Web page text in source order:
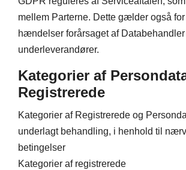
mellem Parterne. Dette gælder også
hændelser forårsaget af
underleverandører.
Kategorier af
Registrerede
Kategorier af Registrerede og
underlagt behandling, i henhold til
betingelser
Kategorier af registrerede